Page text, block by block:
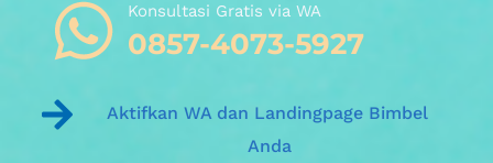
Konsultasi Gratis via WA
0857-4073-5927
Aktifkan WA dan Landingpage Bimbel
Anda